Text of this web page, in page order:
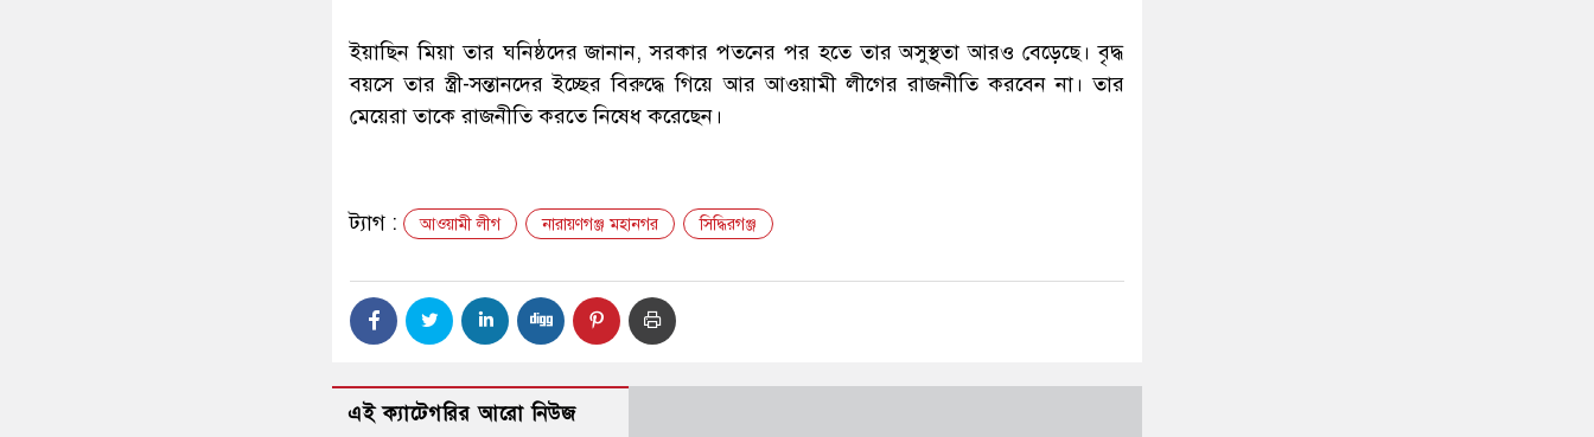
ইয়াছিন মিয়া তার ঘনিষ্ঠদের জানান, সরকার পতনের পর হতে তার অসুস্থতা আরও বেড়েছে। বৃদ্ধ
বয়সে তার স্ত্রী-সন্তানদের ইচ্ছের বিরুদ্ধে গিয়ে আর আওয়ামী লীগের রাজনীতি করবেন না। তার
মেয়েরা তাকে রাজনীতি করতে নিষেধ করেছেন।
ট্যাগ : আওয়ামী লীগ নারায়ণগঞ্জ মহানগর সিদ্ধিরগঞ্জ
এই ক্যাটেগরির আরো নিউজ